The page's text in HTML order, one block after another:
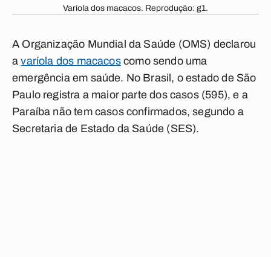
Varíola dos macacos. Reprodução: g1.
A Organização Mundial da Saúde (OMS) declarou
avaríola dos macacoscomo sendo uma
emergência em saúde. No Brasil, o estado de São
Paulo registra a maior parte dos casos (595), e a
Paraíba não tem casos confirmados, segundo a
Secretaria de Estado da Saúde (SES).